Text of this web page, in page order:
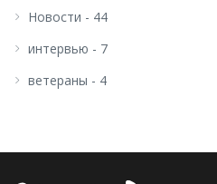
Новости - 44
интервью - 7
ветераны - 4